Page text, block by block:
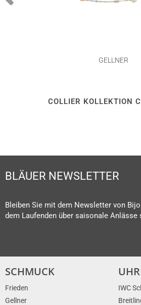
GELLNER
COLLIER KOLLEKTION
BLÄUER NEWSLETTER
Bleiben Sie mit dem Newsletter von
dem Laufenden über saisonale
SCHMUCK
Frieden
Gellner
IWC